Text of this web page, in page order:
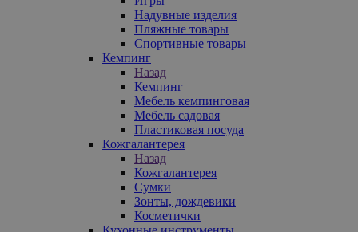
Надувные изделия
Пляжные товары
Спортивные товары
Кемпинг
Назад
Кемпинг
Мебель кемпинговая
Мебель садовая
Пластиковая посуда
Кожгалантерея
Назад
Кожгалантерея
Сумки
Зонты, дождевики
Косметички